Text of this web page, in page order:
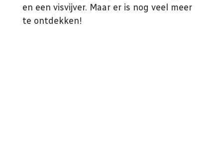
en een visvijver. Maar er is nog veel meer
te ontdekken!